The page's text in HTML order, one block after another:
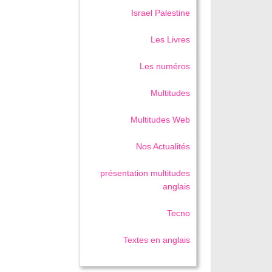
Israel Palestine
Les Livres
Les numéros
Multitudes
Multitudes Web
Nos Actualités
présentation multitudes
anglais
Tecno
Textes en anglais